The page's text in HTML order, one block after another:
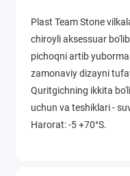
Plast Team Stone
chiroyli aksessuar
pichoqni artib
zamonaviy dizayni
Quritgichning ikkita
uchun va teshiklari -
Harorat: -5 +70°S.